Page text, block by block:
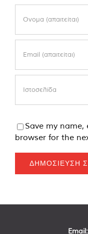
Save my
browser for the
Email: